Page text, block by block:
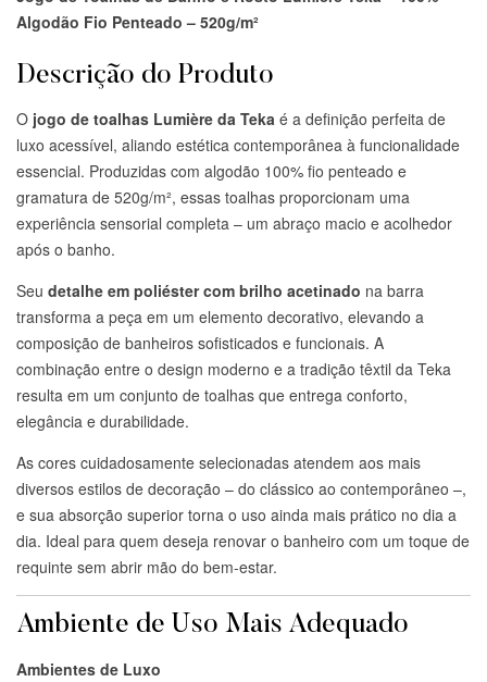
Algodão Fio Penteado – 520g/m²
Descrição do Produto
O jogo de toalhas Lumière da Teka é a definição perfeita de
luxo acessível, aliando estética contemporânea à funcionalidade
essencial. Produzidas com algodão 100% fio penteado e
gramatura de 520g/m², essas toalhas proporcionam uma
experiência sensorial completa – um abraço macio e acolhedor
após o banho.
Seu detalhe em poliéster com brilho acetinado na barra
transforma a peça em um elemento decorativo, elevando a
composição de banheiros sofisticados e funcionais. A
combinação entre o design moderno e a tradição têxtil da Teka
resulta em um conjunto de toalhas que entrega conforto,
elegância e durabilidade.
As cores cuidadosamente selecionadas atendem aos mais
diversos estilos de decoração – do clássico ao contemporâneo –,
e sua absorção superior torna o uso ainda mais prático no dia a
dia. Ideal para quem deseja renovar o banheiro com um toque de
requinte sem abrir mão do bem-estar.
Ambiente de Uso Mais Adequado
Ambientes de Luxo